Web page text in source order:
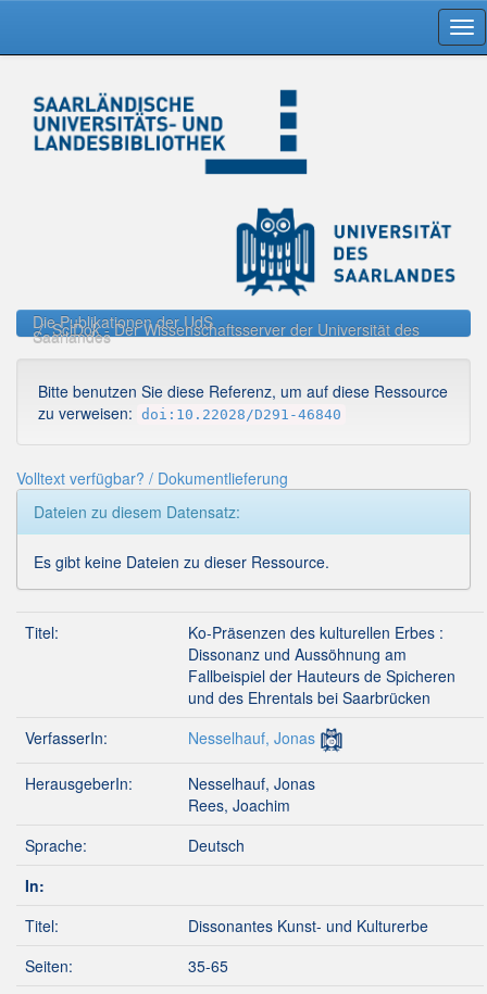
navigation
Die Publikationen der UdS
SciDok - Der Wissenschaftsserver der Universität des
Saarlandes
Bitte benutzen Sie diese Referenz, um auf diese Ressource
zu verweisen: doi:10.22028/D291-46840
Volltext verfügbar? / Dokumentlieferung
Dateien zu diesem Datensatz:
Es gibt keine Dateien zu dieser Ressource.
Titel:
Ko-Präsenzen des kulturellen Erbes :
Dissonanz und Aussöhnung am
Fallbeispiel der Hauteurs de Spicheren
und des Ehrentals bei Saarbrücken
VerfasserIn:
Nesselhauf, Jonas
HerausgeberIn:
Nesselhauf, Jonas
Rees, Joachim
Sprache:
Deutsch
In:
Titel:
Dissonantes Kunst- und Kulturerbe
Seiten:
35-65